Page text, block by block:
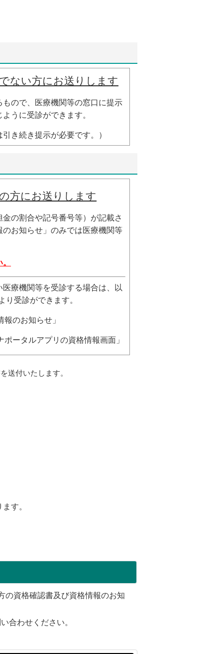
ない方にお送りします
ので、医療機関等の窓口に提示
じように受診ができます。
き続き提示が必要です。）
方にお送りします
の割合や記号番号等）が記載さ
お知らせ」のみでは医療機関等
療機関等を受診する場合は、以
り受診ができます。
のお知らせ」
ータルアプリの資格情報画面」
送付いたします。
す。
の資格確認書及び資格情報のお知
合わせください。